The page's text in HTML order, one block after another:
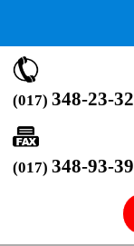
(017) 348-23-32
(017) 348-93-39